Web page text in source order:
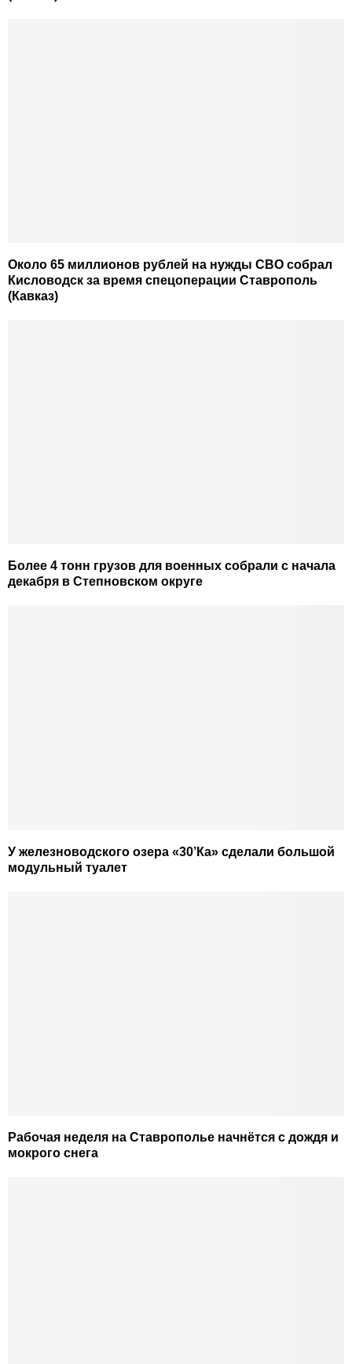
Около 65 миллионов рублей на нужды СВО собрал
Кисловодск за время спецоперации Ставрополь
(Кавказ)
Более 4 тонн грузов для военных собрали с начала
декабря в Степновском округе
У железноводского озера «30’Ка» сделали большой
модульный туалет
Рабочая неделя на Ставрополье начнётся с дождя и
мокрого снега